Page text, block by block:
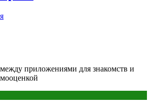
приложениями для знакомств и